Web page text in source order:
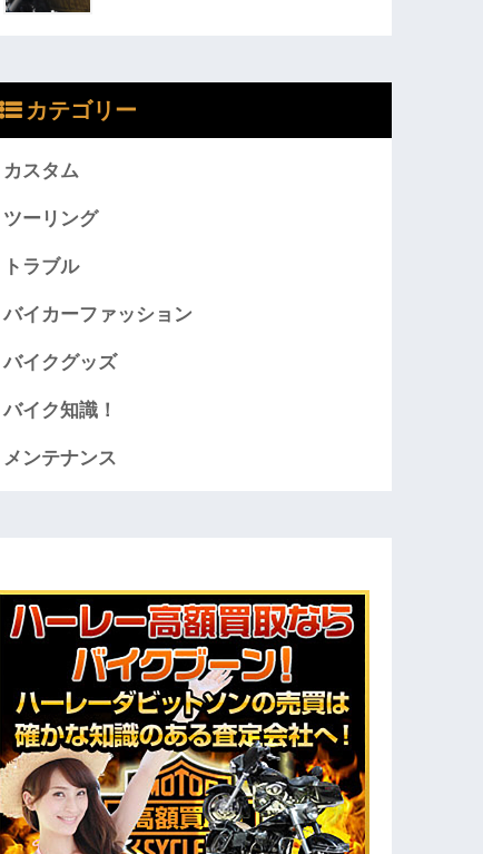
カテゴリー
カスタム
ツーリング
トラブル
バイカーファッション
バイクグッズ
バイク知識！
メンテナンス